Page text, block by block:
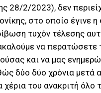
28/2/2023), δεν
στο οποίο έγινε
τυχόν τέλεσης
να περατώσετε
και να μας
δύο δύο χρόνια
του ανακριτή όλο